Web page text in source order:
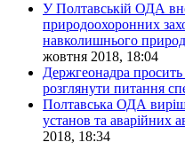
У Полтавській ОДА
природоохоронних
навколишнього
жовтня 2018, 18:04
Держгеонадра
розглянути питання
Полтавська ОДА
установ та аварійних
2018, 18:34